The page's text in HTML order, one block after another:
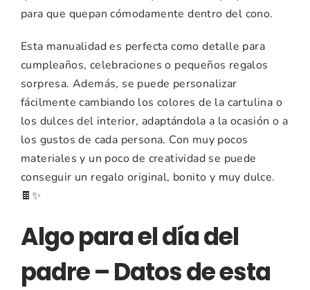
para que quepancómodamentedentrodel cono.
Esta manualidades perfectacomodetalle para
cumpleaños, celebracioneso pequeños regalos
sorpresa.Además, se puede personalizar
fácilmentecambiando loscoloresde la cartulina o
los dulcesdel interior, adaptándola a la ocasióno a
los gustosde cada persona. Con muy pocos
materialesy un pocode creatividad se puede
conseguir un regalooriginal, bonito y muydulce.
🍫✨
Algo para el día del
padre – Datos de esta